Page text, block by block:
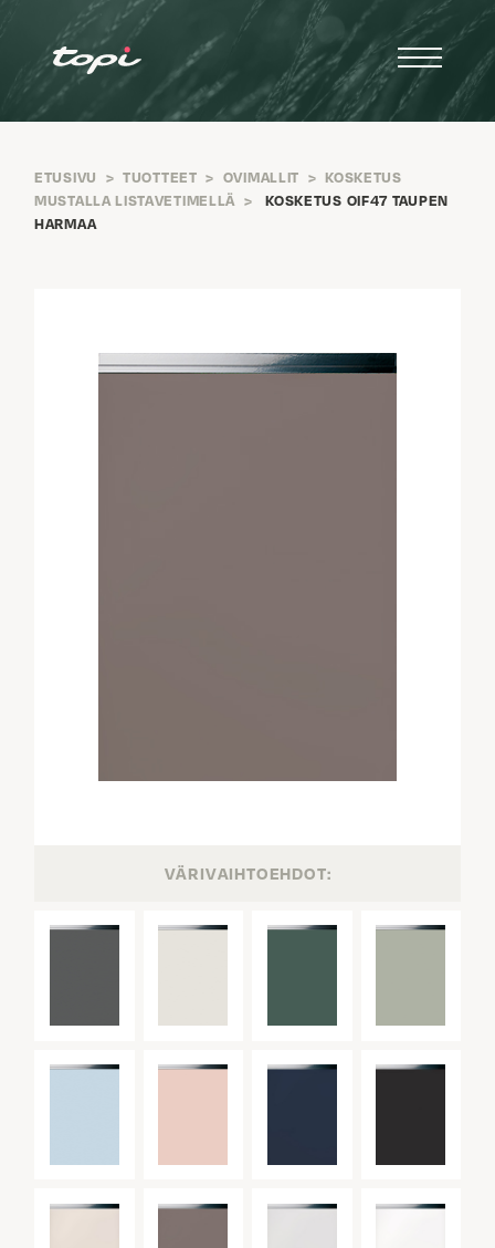
ETUSIVU > TUOTTEET > OVIMALLIT > KOSKETUS
MUSTALLA LISTAVETIMELLÄ >
KOSKETUS OIF47 TAUPEN
HARMAA
VÄRIVAIHTOEHDOT: